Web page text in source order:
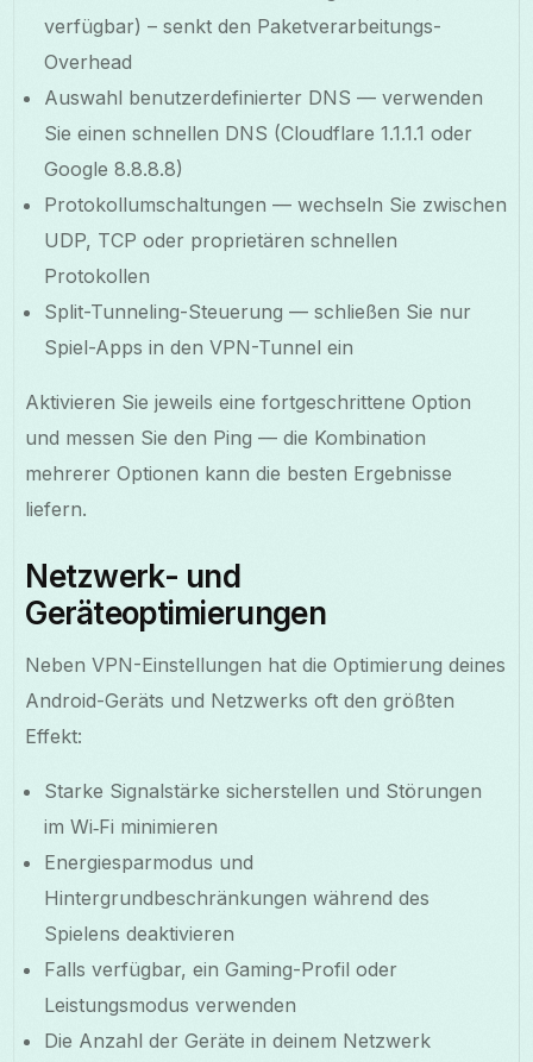
verfügbar) – senkt den Paketverarbeitungs-
Overhead
Auswahl benutzerdefinierter DNS — verwenden
Sie einen schnellen DNS (Cloudflare 1.1.1.1 oder
Google 8.8.8.8)
Protokollumschaltungen — wechseln Sie zwischen
UDP, TCP oder proprietären schnellen
Protokollen
Split-Tunneling-Steuerung — schließen Sie nur
Spiel-Apps in den VPN-Tunnel ein
Aktivieren Sie jeweils eine fortgeschrittene Option
und messen Sie den Ping — die Kombination
mehrerer Optionen kann die besten Ergebnisse
liefern.
Netzwerk- und
Geräteoptimierungen
Neben VPN-Einstellungen hat die Optimierung deines
Android-Geräts und Netzwerks oft den größten
Effekt:
Starke Signalstärke sicherstellen und Störungen
im Wi‑Fi minimieren
Energiesparmodus und
Hintergrundbeschränkungen während des
Spielens deaktivieren
Falls verfügbar, ein Gaming-Profil oder
Leistungsmodus verwenden
Die Anzahl der Geräte in deinem Netzwerk